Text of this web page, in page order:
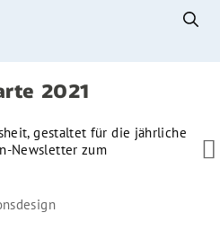
2021

gestaltet für die jährliche
Newsletter zum